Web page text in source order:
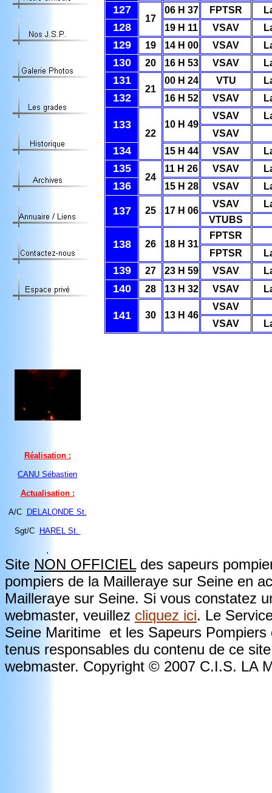
Réalisation :
CANU Sébastien
Actualisation :
A/C DELALONDE St.
Sgt/C HAREL St.
.
127
17
06 H 37 FPTSR
128 19 H 11 VSAV
129 19 14 H 00 VSAV
130 20 16 H 53 VSAV
131
21
00 H 24 VTU
132 16 H 52 VSAV
133
22
10 H 49
VSAV
VSAV
134 15 H 44 VSAV
135
24
11 H 26 VSAV
136 15 H 28 VSAV
137 25 17 H 06
VSAV
VTUBS
138 26 18 H 31
FPTSR
FPTSR
139 27 23 H 59 VSAV
140 28 13 H 32 VSAV
141 30 13 H 46
VSAV
VSAV
Site NON OFFICIELdes sapeurs
pompiers de la Mailleraye sur Seine en
Mailleraye sur Seine. Si vous constatez
webmaster, veuillez cliquez ici. Le
Seine Maritime et les Sapeurs
tenus responsables du contenu de ce
webmaster. Copyright © 2007 C.I.S. LA